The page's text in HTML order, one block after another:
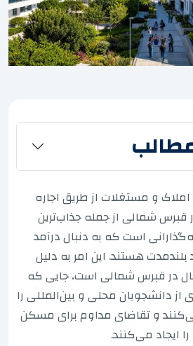
املاک و مستغلات از طریق اجاره
شمالی از جمله جذاب‌ترین
است که به دنبال درآمد
هستند. این امر به دلیل
در قبرس شمالی است، جایی که
از دانشجویان محلی و بین‌المللی را
و تقاضای مداوم برای مسکن
ایجاد می‌کنند.